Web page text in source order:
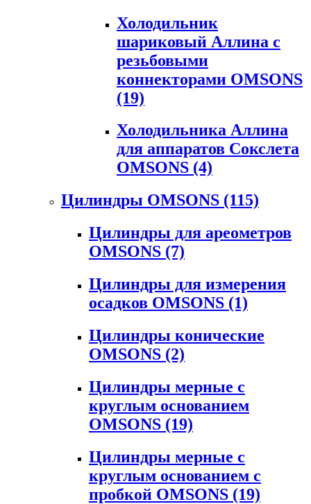
Холодильник
шариковый Аллина с
резьбовыми
коннекторами OMSONS
(19)
Холодильника Аллина
для аппаратов Сокслета
OMSONS (4)
Цилиндры OMSONS (115)
Цилиндры для ареометров
OMSONS (7)
Цилиндры для измерения
осадков OMSONS (1)
Цилиндры конические
OMSONS (2)
Цилиндры мерные с
круглым основанием
OMSONS (19)
Цилиндры мерные с
круглым основанием с
пробкой OMSONS (19)